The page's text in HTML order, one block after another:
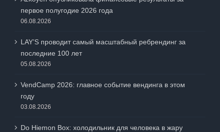
первое полугодие 2026 года
06.08.2026
LAY’S проводит самый масштабный ребрендинг за
последние 100 лет
05.08.2026
VendCamp 2026: главное событие вендинга в этом
году
03.08.2026
Do Hiemon Box: холодильник для человека в жару